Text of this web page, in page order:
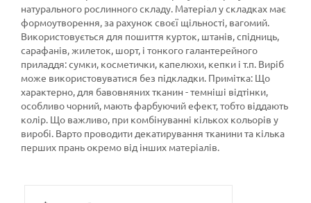
натурального рослинного складу. Матеріал у складках має
формоутворення, за рахунок своєї щільності, вагомий.
Використовується для пошиття курток, штанів, спідниць,
сарафанів, жилеток, шорт, і тонкого галантерейного
приладдя: сумки, косметички, капелюхи, кепки і т.п. Виріб
може використовуватися без підкладки. Примітка: Що
характерно, для бавовняних тканин - темніші відтінки,
особливо чорний, мають фарбуючий ефект, тобто віддають
колір. Що важливо, при комбінуванні кількох кольорів у
виробі. Варто проводити декатирування тканини та кілька
перших прань окремо від інших матеріалів.